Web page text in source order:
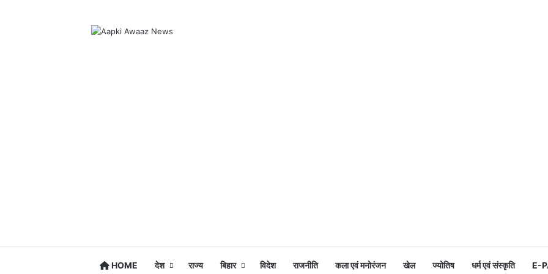
HOME देश राज्य बिहार विदेश राजनीति कला एवं मनोरंजन खेल ज्योतिष धर्म एवं संस्कृति E-